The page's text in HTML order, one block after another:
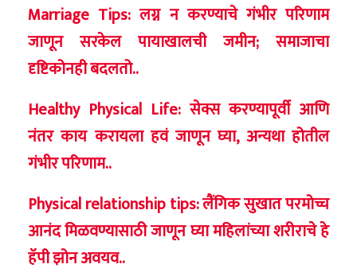
Marriage Tips: लग्न न करण्याचे गंभीर परिणाम
जाणून सरकेल पायाखालची जमीन; समाजाचा
दृष्टिकोनही बदलतो..
Healthy Physical Life: सेक्स करण्यापूर्वी आणि
नंतर काय करायला हवं जाणून घ्या, अन्यथा होतील
गंभीर परिणाम..
Physical relationship tips: लैंगिक सुखात परमोच्च
आनंद मिळवण्यासाठी जाणून घ्या महिलांच्या शरीराचे हे
हॅपी झोन अवयव..